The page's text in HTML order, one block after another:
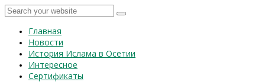
Главная
Новости
История Ислама в Осетии
Интересное
Сертификаты